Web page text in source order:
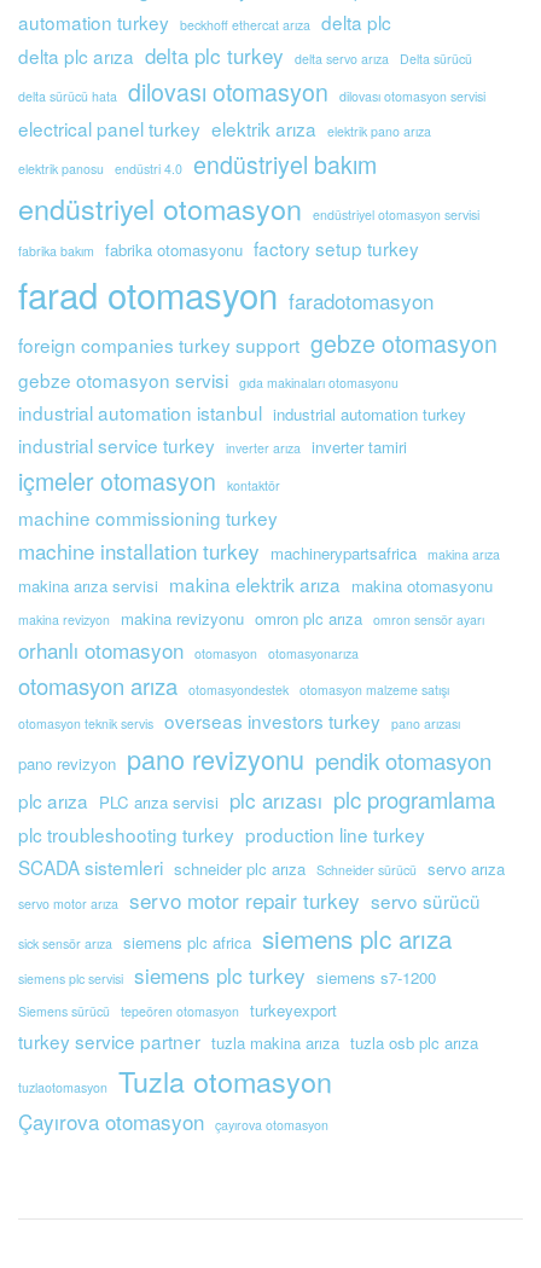
automation turkey beckhoff ethercat arıza delta plc
delta plc arıza delta plc turkey delta servo arıza Delta sürücü
delta sürücü hata dilovası otomasyon dilovası otomasyon servisi
electrical panel turkey elektrik arıza elektrik pano arıza
elektrik panosu endüstri 4.0 endüstriyel bakım
endüstriyel otomasyon
endüstriyel otomasyon servisi
fabrika bakım
fabrika otomasyonu factory setup turkey
farad otomasyon faradotomasyon
foreign companies turkey support gebze otomasyon
gebze otomasyon servisi gıda makinaları otomasyonu
industrial automation istanbul industrial automation turkey
industrial service turkey inverter arıza inverter tamiri
içmeler otomasyon kontaktör
machine commissioning turkey
machine installation turkey machinerypartsafrica makina arıza
makina arıza servisi makina elektrik arıza makina otomasyonu
makina revizyon makina revizyonu omron plc arıza omron sensör ayarı
orhanlı otomasyon otomasyon otomasyonarıza
otomasyon arıza otomasyondestek otomasyon malzeme satışı
otomasyon teknik servis overseas investors turkey pano arızası
pano revizyon pano revizyonu pendik otomasyon
plc arıza PLC arıza servisi plc arızası plc programlama
plc troubleshooting turkey production line turkey
SCADA sistemleri schneider plc arıza Schneider sürücü servo arıza
servo motor arıza servo motor repair turkey servo sürücü
sick sensör arıza siemens plc africa siemens plc arıza
siemens plc servisi siemens plc turkey siemens s7-1200
Siemens sürücü tepeören otomasyon turkeyexport
turkey service partner tuzla makina arıza tuzla osb plc arıza
tuzlaotomasyon Tuzla otomasyon
Çayırova otomasyon çayırova otomasyon